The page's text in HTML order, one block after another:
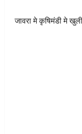
जावरा मे कृषिमंडी मे